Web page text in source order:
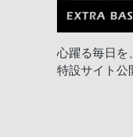
心躍る毎日を
特設サイト公